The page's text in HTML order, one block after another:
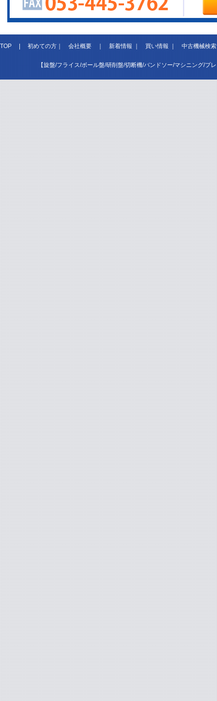
TOP|初めての方｜会社概要｜新着情報｜買い情報｜中古機械検索
【旋盤/フライス/ボール盤/研削盤/切断機/バンドソー/マシニング/プ